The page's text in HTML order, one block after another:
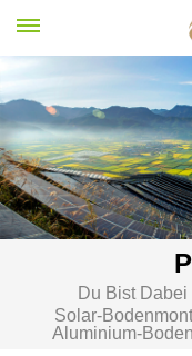
Du Bist Dabei
Solar-
Aluminium-